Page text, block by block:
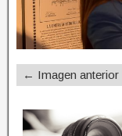
← Imagen anterior